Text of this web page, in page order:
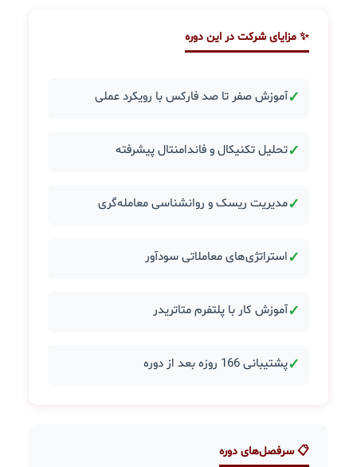
✨ مزایای شرکت در این دوره
✓آموزش صفر تا صد فارکس با رویکرد عملی
✓تحلیل تکنیکال و فاندامنتال پیشرفته
✓مدیریت ریسک و روانشناسی معامله‌گری
✓استراتژی‌های معاملاتی سودآور
✓آموزش کار با پلتفرم متاتریدر
✓پشتیبانی 166 روزه بعد از دوره
📋 سرفصل‌های دوره